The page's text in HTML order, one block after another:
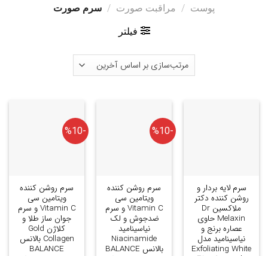
پوست / مراقبت صورت / سرم صورت
فیلتر
سرم لایه بردار و
روشن کننده دکتر
ملاکسین Dr
Melaxin حاوی
عصاره برنج و
نیاسینامید مدل
Exfoliating White
-%10
سرم روشن کننده
ویتامین سی
Vitamin C و سرم
ضدجوش و لک
نیاسینامید
Niacinamide
بالانس BALANCE
-%10
سرم روشن کننده
ویتامین سی
Vitamin C و سرم
جوان ساز طلا و
کلاژن Gold
Collagen بالانس
BALANCE